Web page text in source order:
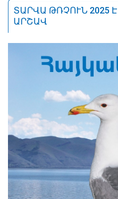
ՏԱՐՎԱ ԹՌՉՈՒՆ 2025
ԱՐՇԱՎ